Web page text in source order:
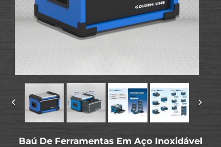
Baú De Ferramentas Em Aço Inoxidável